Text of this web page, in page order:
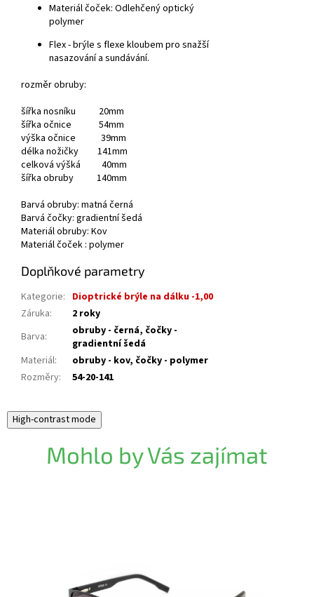
Materiál čoček: Odlehčený optický
polymer
Flex - brýle s flexe kloubem pro snažší
nasazování a sundávání.
rozměr obruby:
šířka nosníku 20mm
šířka očnice 54mm
výška očnice 39mm
délka nožičky 141mm
celková výšká 40mm
šířka obruby 140mm
Barvá obruby: matná černá
Barvá čočky: gradientní šedá
Materiál obruby: Kov
Materiál čoček : polymer
Doplňkové parametry
Kategorie: Dioptrické brýle na dálku -1,00
Záruka:
2 roky
Barva:
obruby - černá, čočky -
gradientní šedá
Materiál:
obruby - kov, čočky - polymer
Rozměry: 54-20-141
High-contrast mode
Mohlo by Vás zajímat